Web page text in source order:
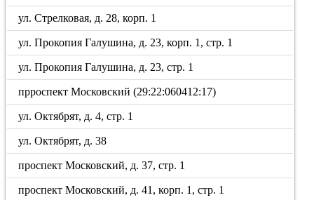
ул. Стрелковая, д. 28, корп. 1
ул. Прокопия Галушина, д. 23, корп. 1, стр. 1
ул. Прокопия Галушина, д. 23, стр. 1
прроспект Московский (29:22:060412:17)
ул. Октябрят, д. 4, стр. 1
ул. Октябрят, д. 38
проспект Московский, д. 37, стр. 1
проспект Московский, д. 41, корп. 1, стр. 1